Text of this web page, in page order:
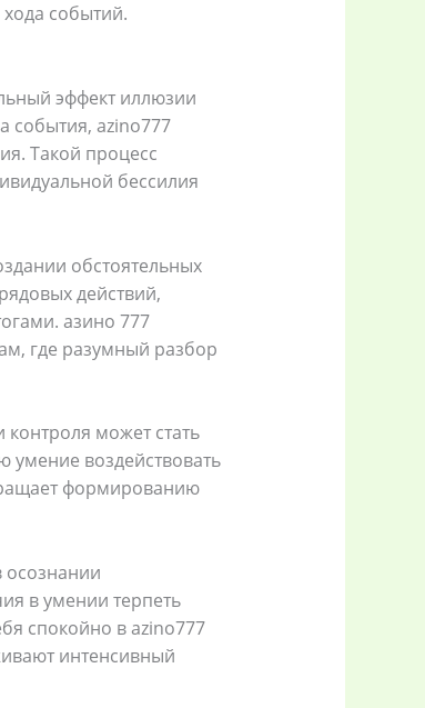
событий.
эффект иллюзии
события, azino777
Такой процесс
бессилия
обстоятельных
действий,
азино 777
где разумный разбор
может стать
умение воздействовать
формированию
осознании
в умении терпеть
спокойно в azino777
интенсивный